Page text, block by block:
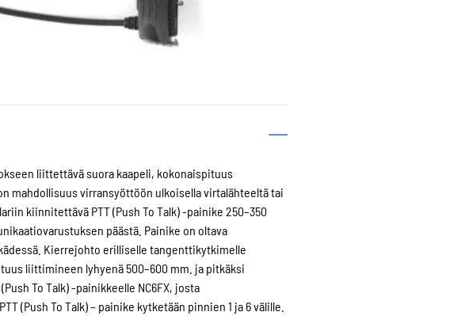
liittettävä suora kaapeli, kokonaispituus
mahdollisuus virransyöttöön ulkoisella virtalähteeltä tai
kiinnitettävä PTT (Push To Talk) -painike 250–350
päästä. Painike on oltava
Kierrejohto erilliselle tangenttikytkimelle
liittimineen lyhyenä 500–600 mm. ja pitkäksi
To Talk) -painikkeelle NC6FX, josta
(Push To Talk) – painike kytketään pinnien 1 ja 6 välille.